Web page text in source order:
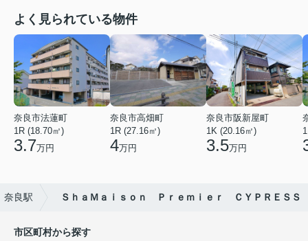
よく見られている物件
奈良市法蓮町
1R (18.70㎡)
3.7万円
奈良市高畑町
1R (27.16㎡)
4万円
奈良市阪新屋町
1K (20.16㎡)
3.5万円
奈良駅 ＳｈａＭａｉｓｏｎ Ｐｒｅｍｉｅｒ ＣＹＰＲＥＳＳ
市区町村から探す